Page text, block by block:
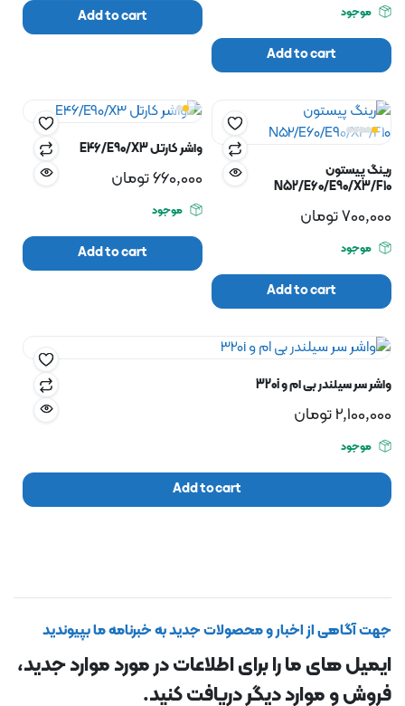
موجود
Add to cart
Add to cart
رینگ پیستون
N52/E60/E90/X3/F10
700,000تومان
موجود
Add to cart
واشر کارتل E46/E90/X3
660,000تومان
موجود
Add to cart
واشر سر سیلندر بی ام و 320i
2,100,000تومان
موجود
Add to cart
جهت آگاهی از اخبار و محصولات جدید به خبرنامه ما بپیوندید
ایمیل های ما را برای اطلاعات در مورد موارد جدید،
فروش و موارد دیگر دریافت کنید.